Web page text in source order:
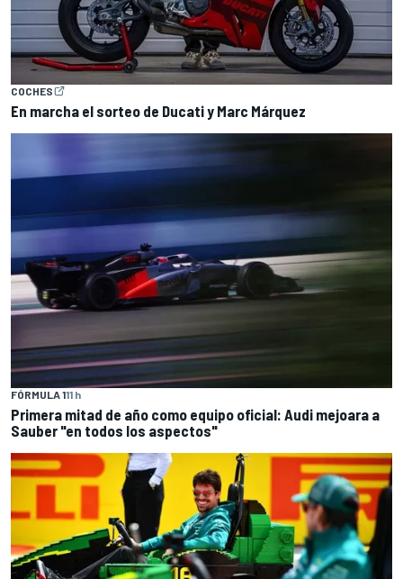
COCHES
En marcha el sorteo de Ducati y Marc Márquez
FÓRMULA 111 h
Primera mitad de año como equipo oficial: Audi mejoara a
Sauber "en todos los aspectos"